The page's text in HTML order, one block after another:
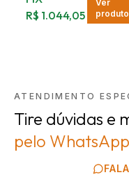
R$ 1.044,05
Ver
produto
ATENDIMENTO
Tire dúvidas e
pelo WhatsApp